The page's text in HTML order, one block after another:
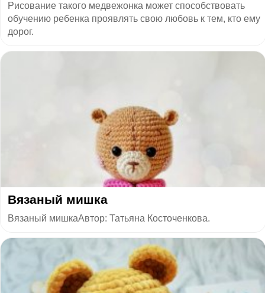
Рисование такого медвежонка может способствовать
обучению ребенка проявлять свою любовь к тем, кто ему
дорог.
Вязаный мишка
Вязаный мишкаАвтор: Татьяна Косточенкова.